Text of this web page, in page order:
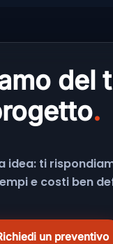
del
.
idea: ti
e costi ben
un preventivo